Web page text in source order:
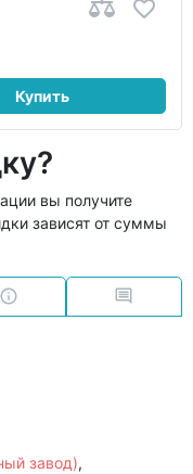
Купить
вы получите
зависят от суммы
завод),